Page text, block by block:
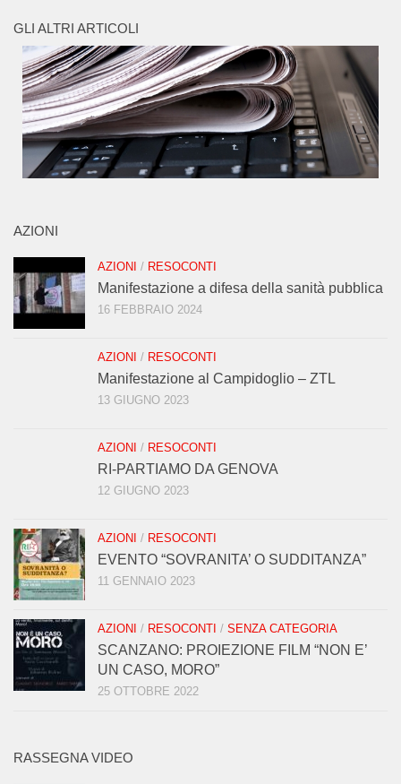
GLI ALTRI ARTICOLI
AZIONI
AZIONI / RESOCONTI
Manifestazione a difesa della sanità pubblica
16 FEBBRAIO 2024
AZIONI / RESOCONTI
Manifestazione al Campidoglio – ZTL
13 GIUGNO 2023
AZIONI / RESOCONTI
RI-PARTIAMO DA GENOVA
12 GIUGNO 2023
AZIONI / RESOCONTI
EVENTO “SOVRANITA’ O SUDDITANZA”
11 GENNAIO 2023
AZIONI / RESOCONTI / SENZA CATEGORIA
SCANZANO: PROIEZIONE FILM “NON E’
UN CASO, MORO”
25 OTTOBRE 2022
RASSEGNA VIDEO